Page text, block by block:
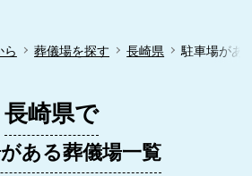
葬儀場を探す 長崎県 駐車場があ
長崎県で
ある葬儀場一覧